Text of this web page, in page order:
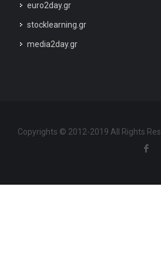
euro2day.gr
stocklearning.gr
media2day.gr
Copyrights © 2012-2019 All Rights